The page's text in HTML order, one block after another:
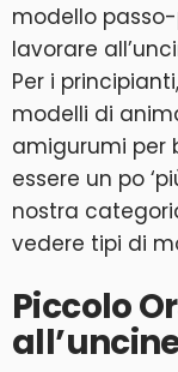
modello
lavorare
Per i
modelli di
amigurumi per
essere un po
nostra
vedere tipi di
Piccolo